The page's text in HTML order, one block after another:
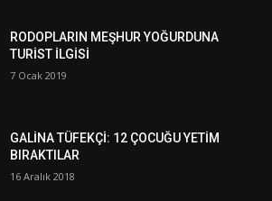
RODOPLARIN MEŞHUR YOĞURDUNA
TURİST İLGİSİ
7 Ocak 2019
GALİNA TÜFEKÇİ: 12 ÇOCUĞU YETİM
BIRAKTILAR
16 Aralık 2018